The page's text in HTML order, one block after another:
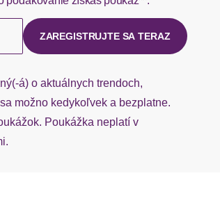
požiadať o nový u našej zákazníckej služby.
ZAREGISTRUJTE SA TERAZ
á) o aktuálnych trendoch,
možno kedykoľvek a bezplatne.
Poukážka neplatí v